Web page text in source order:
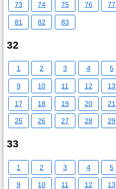
73 74 75 76 77
81 82 83
32
1 2 3 4 5
9 10 11 12 13
17 18 19 20 21
25 26 27 28 29
33
1 2 3 4 5
9 10 11 12 13